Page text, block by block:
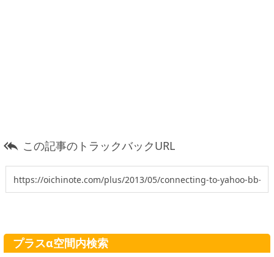
 この記事のトラックバックURL
プラスα空間内検索